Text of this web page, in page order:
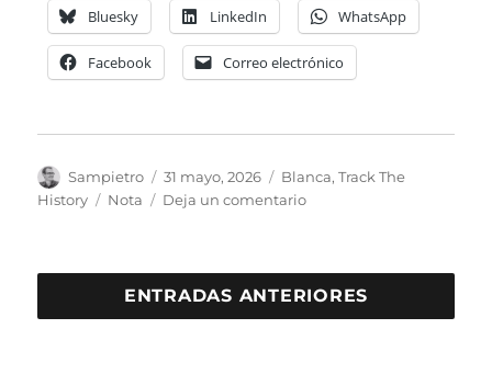
Bluesky LinkedIn WhatsApp
Facebook Correo electrónico
Autor
Sampietro
Publicado
el
31 mayo, 2026 Categorías
Blanca,Track The
History
Etiquetas
Nota Deja un comentarioen
de
ENTRADAS ANTERIORES